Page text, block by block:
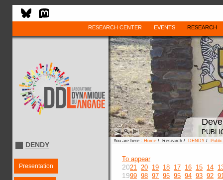
RESEARCH CENTER EVENTS RESEARCH
DENDY
Presentation
You are here : Home / Research / DENDY /
To appear
2021 20 19 18 17 16 15 14
1999 98 97 96 95 94 93 92